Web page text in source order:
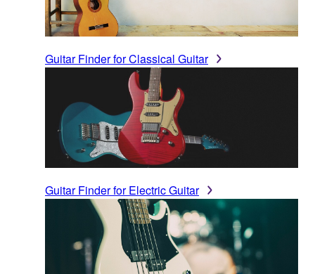
Guitar Finder for Classical Guitar
Guitar Finder for Electric Guitar